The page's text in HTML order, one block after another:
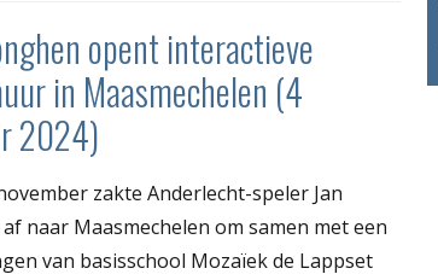
opent interactieve
in Maasmechelen (4
2024)
zakte Anderlecht-speler Jan
naar Maasmechelen om samen met een
van basisschool Mozaïek de Lappset